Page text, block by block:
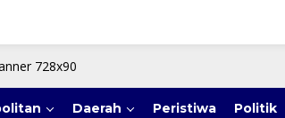
Daerah Peristiwa Politik